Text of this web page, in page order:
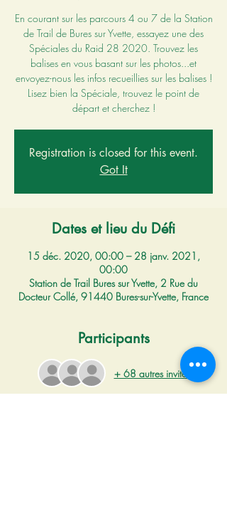
En courant sur les parcours 4 ou 7 de la Station
de Trail de Bures sur Yvette, essayez une des
Spéciales du Raid 28 2020. Trouvez les
balises en vous basant sur les photos...et
envoyez-nous les infos recueillies sur les balises !
Lisez bien la Spéciale, trouvez le point de
départ et cherchez !
Registration is closed for this event.
Got It
Dates et lieu du Défi
15 déc. 2020, 00:00 – 28 janv. 2021,
00:00
Station de Trail Bures sur Yvette, 2 Rue du
Docteur Collé, 91440 Bures-sur-Yvette, France
Participants
+ 68 autres invités